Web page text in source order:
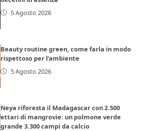
5 Agosto 2026
Beauty routine green, come farla in modo
rispettoso per l’ambiente
5 Agosto 2026
Neya riforesta il Madagascar con 2.500
ettari di mangrovie: un polmone verde
grande 3.300 campi da calcio